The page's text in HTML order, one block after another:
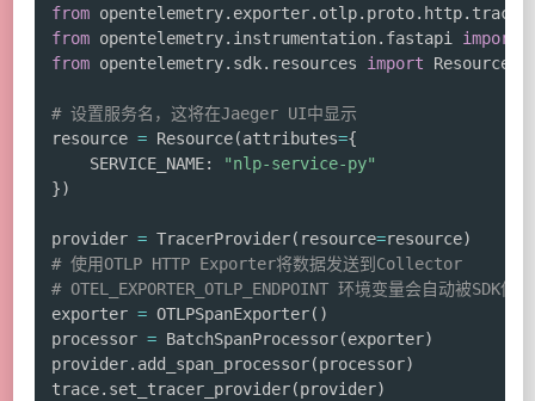
from opentelemetry. exporter. otlp. proto. http.
from opentelemetry. instrumentation. fastapi import
from opentelemetry. sdk. resources import Resource
# 设置服务名，这将在Jaeger UI中显示
resource = Resource(attributes={
    SERVICE_NAME
:
"nlp-service-py"
})
provider = TracerProvider( resource=resource)
# 使用OTLP HTTP Exporter将数据发送到Collector
# OTEL_EXPORTER_OTLP_ENDPOINT 环境变量会自动被SDK使用
exporter = OTLPSpanExporter( )
processor = BatchSpanProcessor(exporter)
provider. add_span_processor(processor)
trace. set_tracer_provider(provider)